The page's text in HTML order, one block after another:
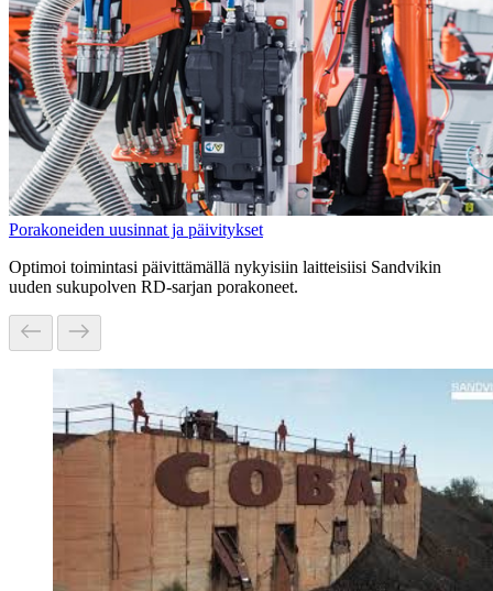
Porakoneiden uusinnat ja päivitykset
Optimoi toimintasi päivittämällä nykyisiin laitteisiisi Sandvikin
uuden sukupolven RD‑sarjan porakoneet.